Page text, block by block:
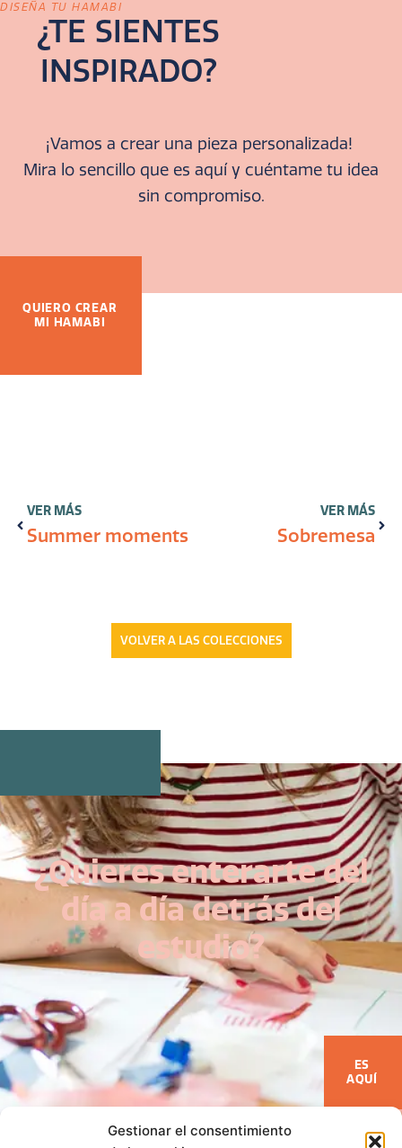
Gestionar el consentimiento
DISEÑA TU HAMABI
¿TE SIENTES
INSPIRADO?
¡Vamos a crear una pieza personalizada!
Mira lo sencillo que es aquí y cuéntame tu idea
sin compromiso.
QUIERO CREAR
MI HAMABI
VER MÁS
Summer moments
VER MÁS
Sobremesa
VOLVER A LAS COLECCIONES
¿Quieres enterarte del
día a día detrás del
estudio?
ES
AQUÍ